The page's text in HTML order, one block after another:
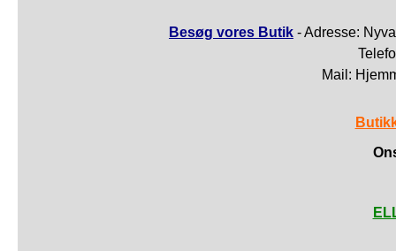
Besøg vores Butik - Adresse:
Mail: